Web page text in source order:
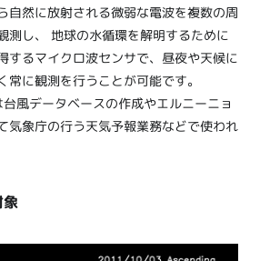
自然に放射される微弱な電波を複数の周
測し、 地球の水循環を解明するために
するマイクロ波センサで、昼夜や天候に
常に観測を行うことが可能です。
台風データベースの作成やエルニーニョ
気象庁の行う天気予報業務などで使われ
象